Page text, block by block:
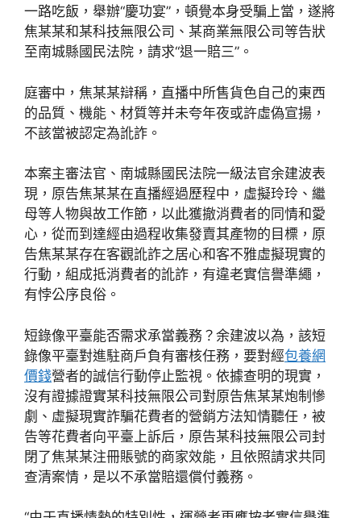
一路吃飯，舉辦“慶功宴”，頓覺本身受騙上當，遂將
焦某某和某科技無限公司、某商業無限公司等告狀
至南城縣國民法院，請求“退一賠三”。
庭審中，焦某某辯稱，直播中所售貨色自己的東西
的品質、機能、材質等并未夸年夜或許虛偽宣揚，
不該當被認定為訛詐。
本案主審法官、南城縣國民法院一級法官余建波表
現，原告焦某某在直播經過歷程中，虛擬玲玲、繼
母等人物與故工作節，以此獲撤消費者的同情和愛
心，從而到達經由過程收集發賣其產物的目標，原
告焦某某存在客觀訛詐之居心和客不雅虛擬現實的
行動，組成抵消費者的訛詐，有違老實信譽準繩，
有悖公序良俗。
短錄像平臺能否需求承當義務？余建波以為，該短
錄像平臺對進駐商戶負有審核任務，要對經包養網
價錢營者的誠信行動停止監視。依據查明的現實，
沒有證據證實某科技無限公司對原告焦某某炮制慘
劇、虛擬現實詐騙花費者的營銷方法知情聽任，被
告等花費者向平臺上訴后，原告某科技無限公司封
閉了焦某某注冊賬號的商家效能，且依照請求共同
查清案情，是以不承當賠還償付義務。